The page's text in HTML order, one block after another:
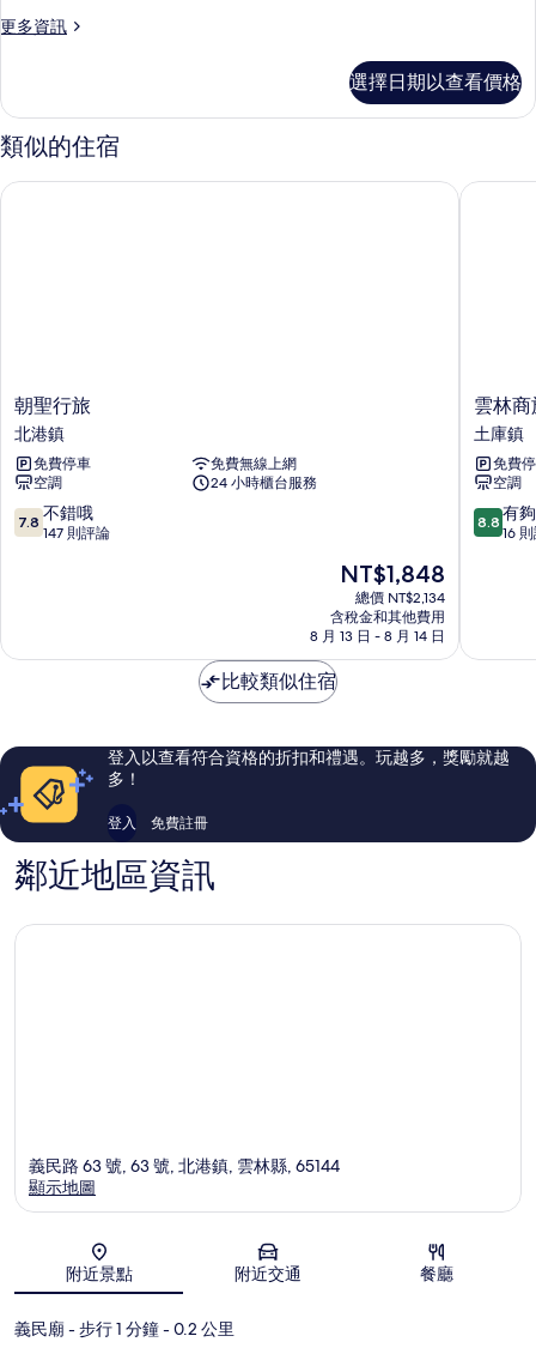
前)
有
相
片
點
前)
情
人
(入
住
時
間
相
片
更多資訊
更
四
人
房
(入
住
選擇日期以查看價格
類似的住宿
朝
聖
行
旅
北
港
鎮
朝聖行旅
北港鎮
免費停車
免費無線上網
空調
24 小時櫃台服務
7.8
分，
錯
評
論
7.8 不錯哦
147 則評論
現
價
格
為
NT$1,848
總價 NT$2,134
含稅金和其他費用
8 月 13 日 - 8 月 14 日
朝聖行旅
雲
林
商
旅
土
庫
鎮
雲林商
土庫鎮
免費
空調
8.8
分，
夠
評
論
8.8 有
16
雲林商旅
比較類似住宿
登入以查看符合資格的折扣和禮遇。玩越多，獎勵就越
多！
登入 免費註冊
鄰近地區資訊
地圖
義民路 63 號, 63 號, 北港鎮, 雲林縣, 65144
顯示地圖
附近景點 附近交通 餐廳
義民廟 - 步行 1 分鐘- 0.2 公里